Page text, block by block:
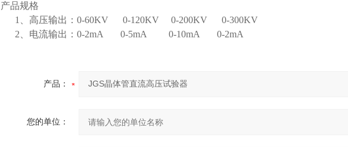
产品规格
1、高压输出：0-60KV 0-120KV 0-200KV 0-300KV
2、电流输出：0-2mA 0-5mA 0-10mA 0-2mA
产品：
您的单位：